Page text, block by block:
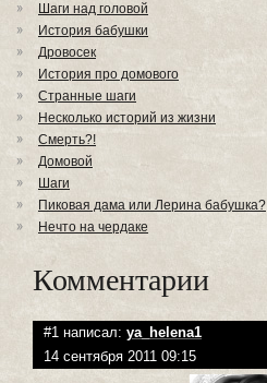
Шаги над головой
История бабушки
Дровосек
История про домового
Странные шаги
Несколько историй из жизни
Смерть?!
Домовой
Шаги
Пиковая дама или Лерина бабушка?
Нечто на чердаке
Комментарии
#1 написал: ya_helena1
14 сентября 2011 09:15